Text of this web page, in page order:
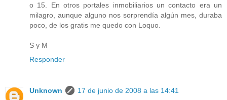
o 15. En otros portales inmobiliarios un contacto era un
milagro, aunque alguno nos sorprendía algún mes, duraba
poco, de los gratis me quedo con Loquo.
S y M
Responder
Unknown
17 de junio de 2008 a las 14:41